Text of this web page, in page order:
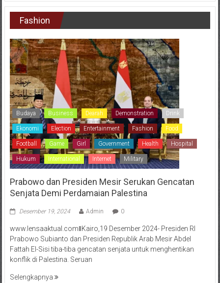
Fashion
Budaya Business Dearah Demonstration Drink
Ekonomi Election Entertainment Fashion Food
Football Game Girl Government Health Hospital
Hukum International Internet Military
Prabowo dan Presiden Mesir Serukan Gencatan
Senjata Demi Perdamaian Palestina
Desember 19, 2024 Admin 0
www.lensaaktual.comǁKairo,19 Desember 2024- Presiden RI
Prabowo Subianto dan Presiden Republik Arab Mesir Abdel
Fattah El-Sisi tiba-tiba gencatan senjata untuk menghentikan
konflik di Palestina. Seruan
Selengkapnya